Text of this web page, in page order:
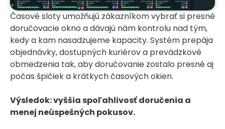
Časové sloty umožňujú zákazníkom vybrať si presné
doručovacie okno a dávajú nám kontrolu nad tým,
kedy a kam nasadzujeme kapacity. Systém prepája
objednávky, dostupných kuriérov a prevádzkové
obmedzenia tak, aby doručovanie zostalo presné aj
počas špičiek a krátkych časových okien.
Výsledok: vyššia spoľahlivosť doručenia a
menej neúspešných pokusov.